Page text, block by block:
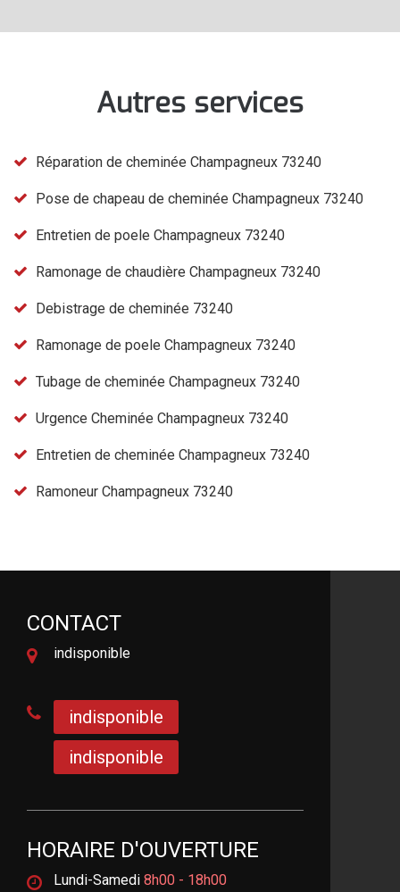
Autres services
Réparation de cheminée Champagneux 73240
Pose de chapeau de cheminée Champagneux 73240
Entretien de poele Champagneux 73240
Ramonage de chaudière Champagneux 73240
Debistrage de cheminée 73240
Ramonage de poele Champagneux 73240
Tubage de cheminée Champagneux 73240
Urgence Cheminée Champagneux 73240
Entretien de cheminée Champagneux 73240
Ramoneur Champagneux 73240
CONTACT
indisponible
indisponible
indisponible
HORAIRE D'OUVERTURE
Lundi-Samedi 8h00 - 18h00